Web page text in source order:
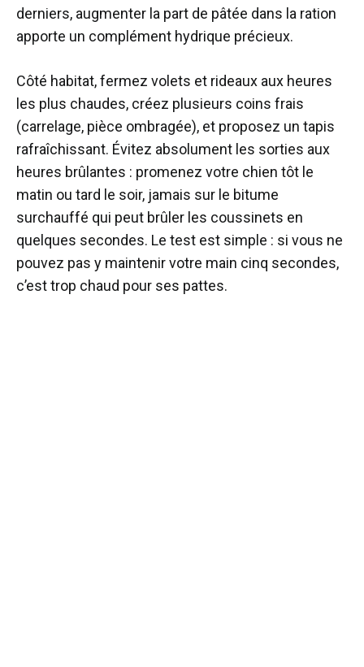
derniers, augmenter la part de pâtée dans la ration
apporte un complément hydrique précieux.
Côté habitat, fermez volets et rideaux aux heures
les plus chaudes, créez plusieurs coins frais
(carrelage, pièce ombragée), et proposez un tapis
rafraîchissant. Évitez absolument les sorties aux
heures brûlantes : promenez votre chien tôt le
matin ou tard le soir, jamais sur le bitume
surchauffé qui peut brûler les coussinets en
quelques secondes. Le test est simple : si vous ne
pouvez pas y maintenir votre main cinq secondes,
c’est trop chaud pour ses pattes.